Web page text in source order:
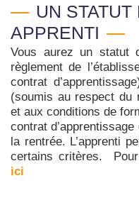
UN
APPRENTI
Vous aurez un statut
règlement de
contrat
(soumis au respect du
et aux conditions de
contrat
la rentrée. L’apprenti
certains critères.
ici